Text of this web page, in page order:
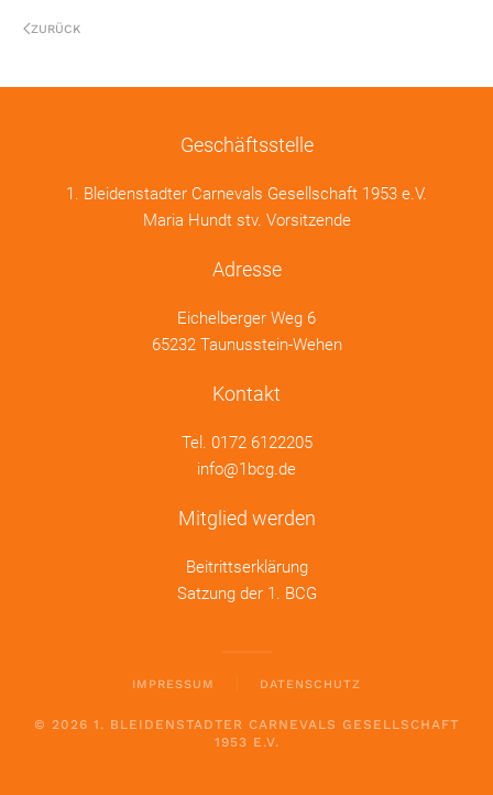
ZURÜCK
Geschäftsstelle
1. Bleidenstadter Carnevals Gesellschaft 1953 e.V.
Maria Hundt stv. Vorsitzende
Adresse
Eichelberger Weg 6
65232 Taunusstein-Wehen
Kontakt
Tel. 0172 6122205
info@1bcg.de
Mitglied werden
Beitrittserklärung
Satzung der 1. BCG
IMPRESSUM DATENSCHUTZ
© 2026 1. BLEIDENSTADTER CARNEVALS GESELLSCHAFT
1953 E.V.